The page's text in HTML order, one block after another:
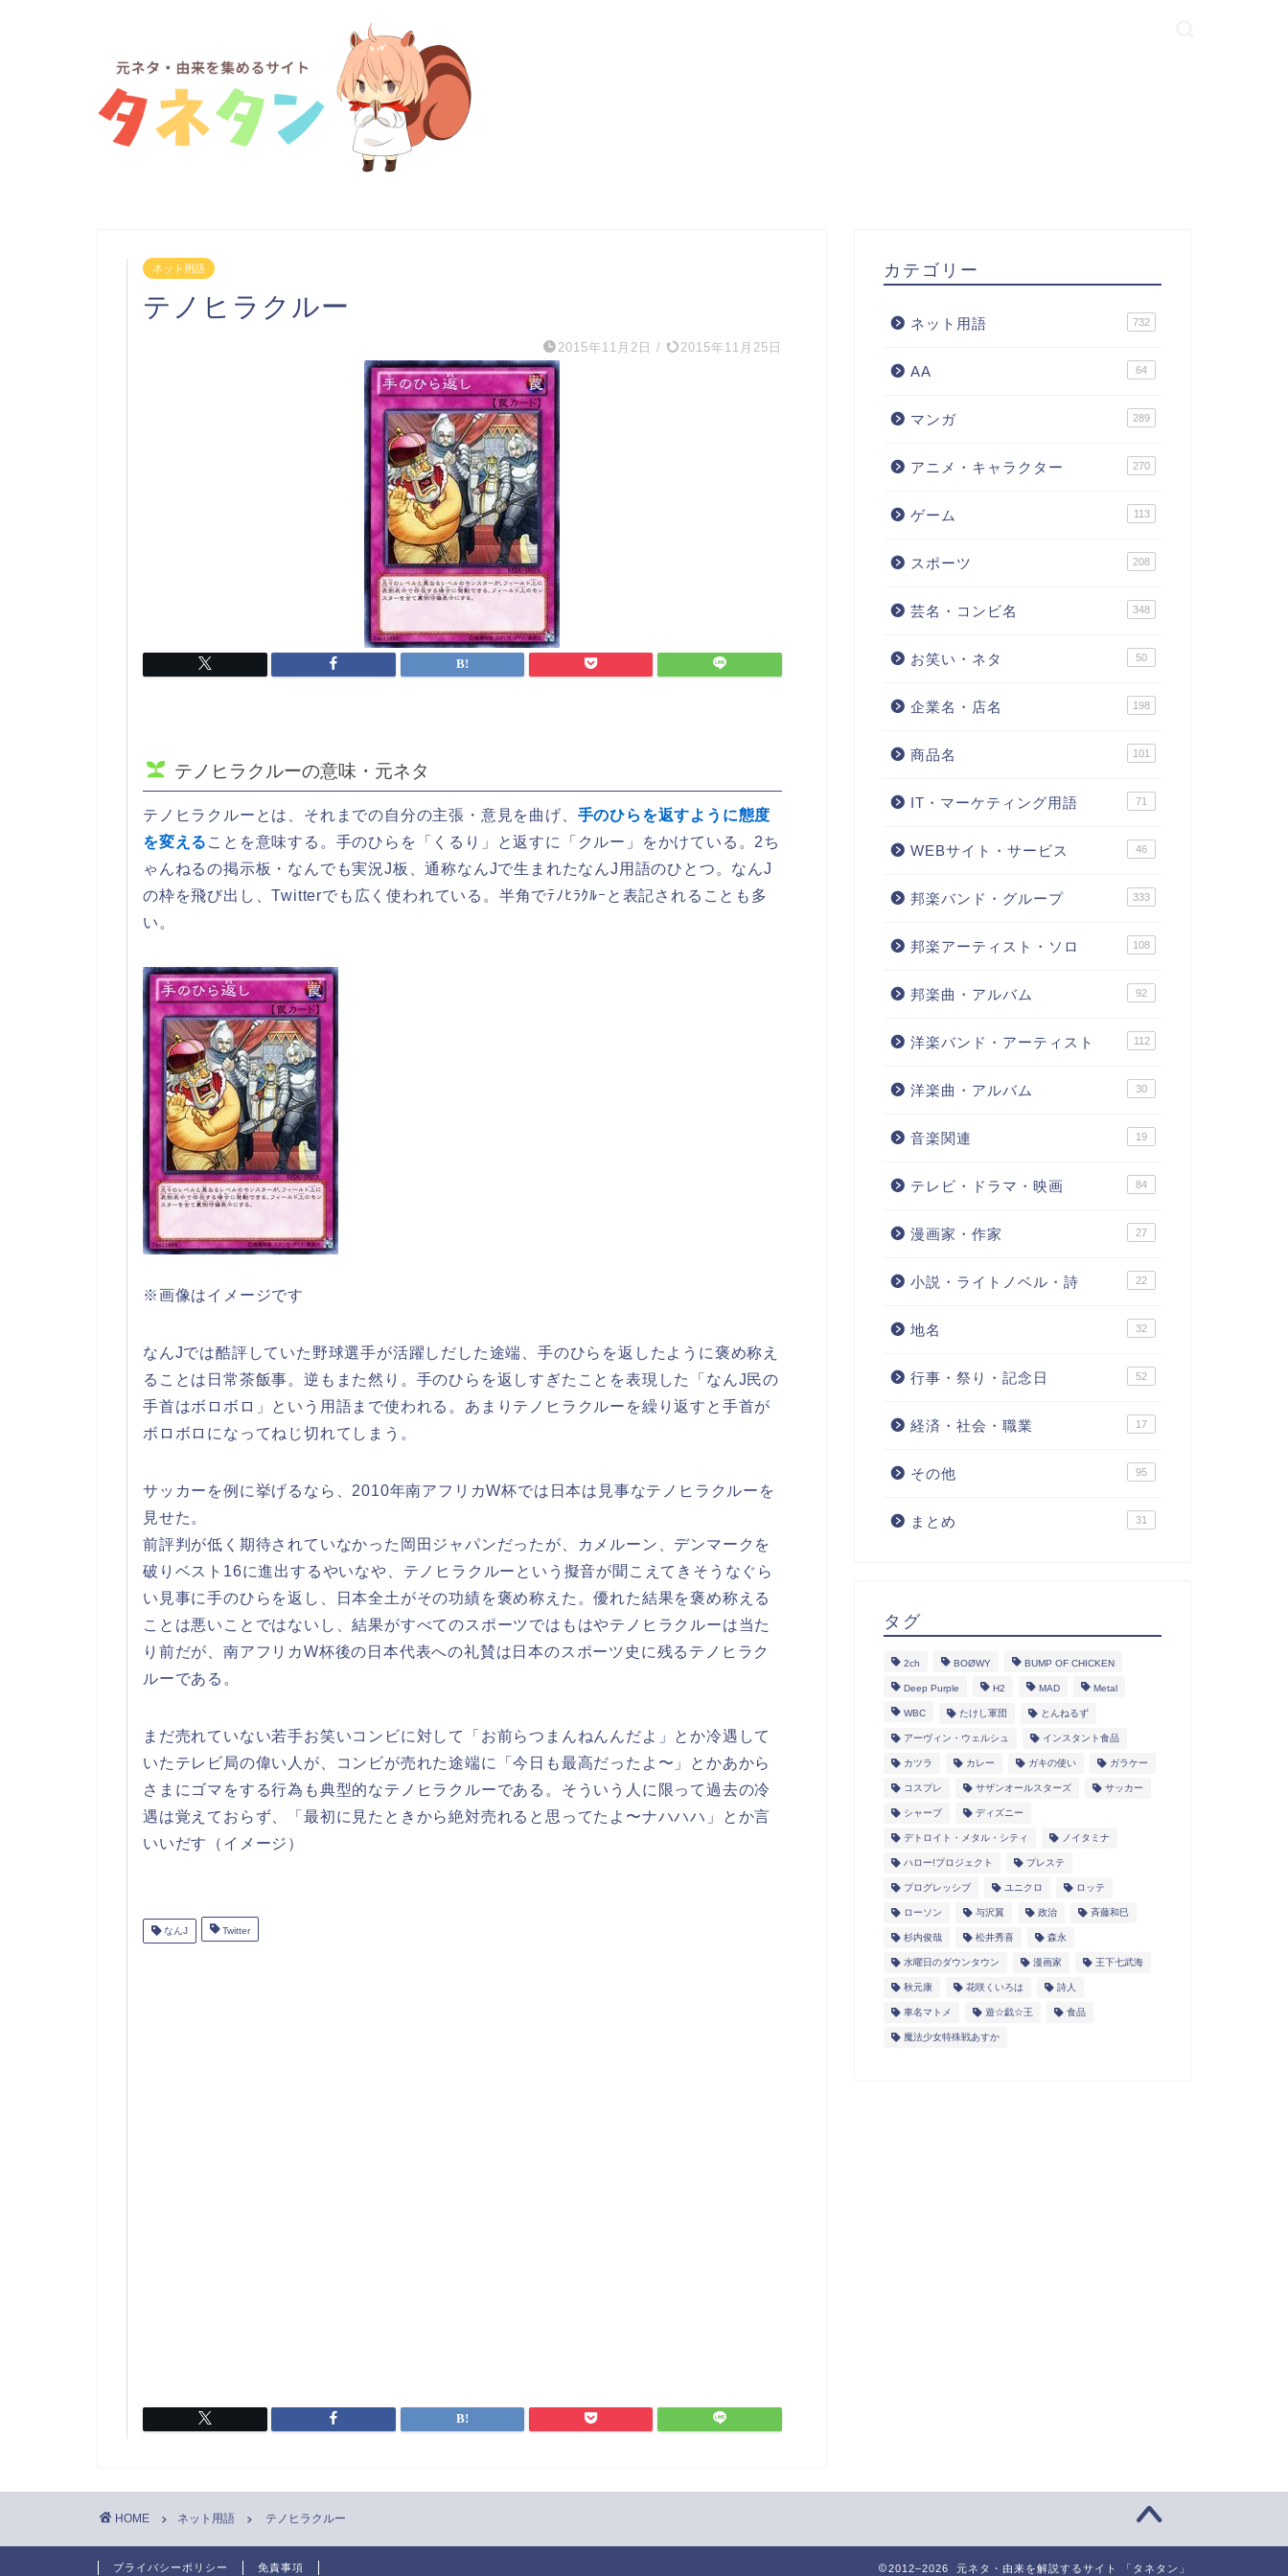
ネット用語
テノヒラクルー
2015年11月2日 / 2015年11月25日
テノヒラクルーの意味・元ネタ
テノヒラクルーとは、それまでの自分の主張・意見を曲げ、 手のひらを返すように態度
を変える ことを意味する。手のひらを「くるり」と返すに「クルー」をかけている。2ち
ゃんねるの掲示板・なんでも実況J板、通称なんJで生まれたなんJ用語のひとつ。なんJ
の枠を飛び出し、Twitterでも広く使われている。半角でﾃﾉﾋﾗｸﾙｰと表記されることも多
い。
※画像はイメージです
なんJでは酷評していた野球選手が活躍しだした途端、手のひらを返したように褒め称え
ることは日常茶飯事。逆もまた然り。手のひらを返しすぎたことを表現した「なんJ民の
手首はボロボロ」という用語まで使われる。あまりテノヒラクルーを繰り返すと手首が
ボロボロになってねじ切れてしまう。
サッカーを例に挙げるなら、2010年南アフリカW杯では日本は見事なテノヒラクルーを
見せた。
前評判が低く期待されていなかった岡田ジャパンだったが、カメルーン、デンマークを
破りベスト16に進出するやいなや、テノヒラクルーという擬音が聞こえてきそうなぐら
い見事に手のひらを返し、日本全土がその功績を褒め称えた。優れた結果を褒め称える
ことは悪いことではないし、結果がすべてのスポーツではもはやテノヒラクルーは当た
り前だが、南アフリカW杯後の日本代表への礼賛は日本のスポーツ史に残るテノヒラク
ルーである。
まだ売れていない若手お笑いコンビに対して「お前らつまんねんんだよ」とか冷遇して
いたテレビ局の偉い人が、コンビが売れた途端に「今日も最高だったよ〜」とかあから
さまにゴマをする行為も典型的なテノヒラクルーである。そういう人に限って過去の冷
遇は覚えておらず、「最初に見たときから絶対売れると思ってたよ〜ナハハハ」とか言
いいだす（イメージ）
なんJ Twitter
カテゴリー
ネット用語 732
AA 64
マンガ 289
アニメ・キャラクター 270
ゲーム 113
スポーツ 208
芸名・コンビ名 348
お笑い・ネタ 50
企業名・店名 198
商品名 101
IT・マーケティング用語 71
WEBサイト・サービス 46
邦楽バンド・グループ 333
邦楽アーティスト・ソロ 108
邦楽曲・アルバム 92
洋楽バンド・アーティスト 112
洋楽曲・アルバム 30
音楽関連 19
テレビ・ドラマ・映画 84
漫画家・作家 27
小説・ライトノベル・詩 22
地名 32
行事・祭り・記念日 52
経済・社会・職業 17
その他 95
まとめ 31
タグ
2ch BOØWY BUMP OF CHICKEN
Deep Purple H2 MAD Metal
WBC たけし軍団 とんねるず
アーヴィン・ウェルシュ インスタント食品
カツラ カレー ガキの使い ガラケー
コスプレ サザンオールスターズ サッカー
シャープ ディズニー
デトロイト・メタル・シティ ノイタミナ
ハロー!プロジェクト プレステ
プログレッシブ ユニクロ ロッテ
ローソン 与沢翼 政治 斉藤和巳
杉内俊哉 松井秀喜 森永
水曜日のダウンタウン 漫画家 王下七武海
秋元康 花咲くいろは 詩人
車名マトメ 遊☆戯☆王 食品
魔法少女特殊戦あすか
HOME ネット用語 テノヒラクルー
プライバシーポリシー 免責事項 2012–2026 元ネタ・由来を解説するサイト 「タネタン」